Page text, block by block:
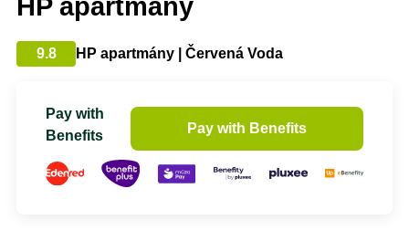
HP apartmány
9.8 HP apartmány | Červená Voda
Pay with
Benefits
Pay with Benefits